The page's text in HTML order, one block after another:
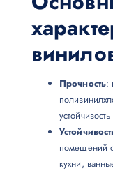
Прочность:
помещений
кухни,